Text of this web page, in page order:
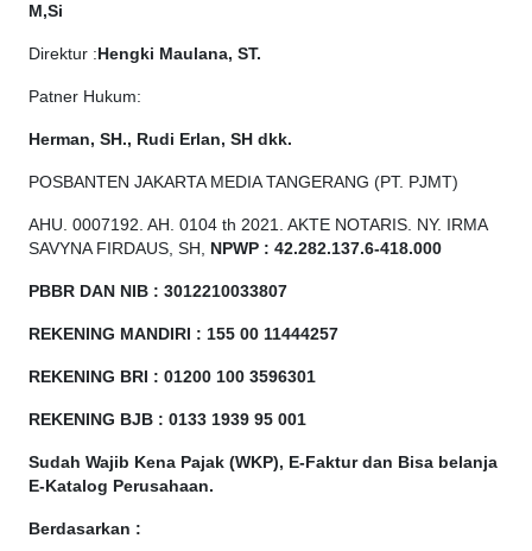
M,Si
Direktur :Hengki Maulana, ST.
Patner Hukum:
Herman, SH., Rudi Erlan, SH dkk.
POSBANTEN JAKARTA MEDIA TANGERANG (PT. PJMT)
AHU. 0007192. AH. 0104 th 2021. AKTE NOTARIS. NY. IRMA
SAVYNA FIRDAUS, SH, NPWP : 42.282.137.6-418.000
PBBR DAN NIB : 3012210033807
REKENING MANDIRI : 155 00 11444257
REKENING BRI : 01200 100 3596301
REKENING BJB : 0133 1939 95 001
Sudah Wajib Kena Pajak (WKP), E-Faktur dan Bisa belanja
E-Katalog Perusahaan.
Berdasarkan :